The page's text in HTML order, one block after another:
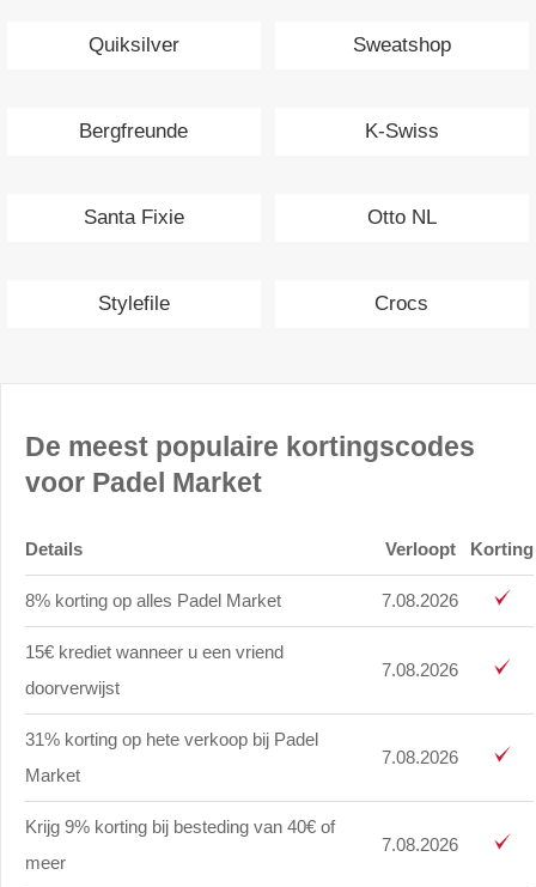
Quiksilver Sweatshop
Bergfreunde K-Swiss
Santa Fixie Otto NL
Stylefile Crocs
De meest populaire kortingscodes
voor Padel Market
Details Verloopt Korting
8% korting op alles Padel Market 7.08.2026
15€ krediet wanneer u een vriend
doorverwijst
7.08.2026
31% korting op hete verkoop bij Padel
Market
7.08.2026
Krijg 9% korting bij besteding van 40€ of
meer
7.08.2026